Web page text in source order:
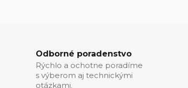
Odborné poradenstvo
Rýchlo a ochotne poradíme
s výberom aj technickými
otázkami.